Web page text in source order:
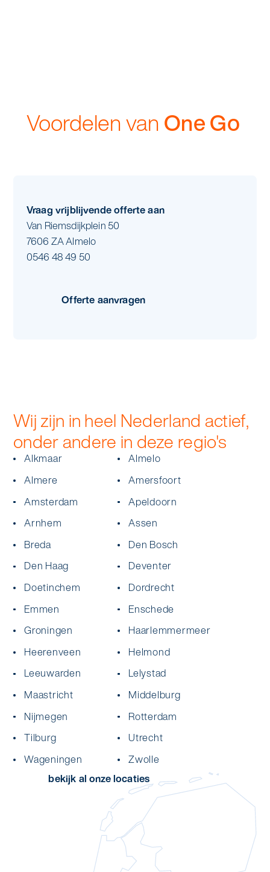
Vraag vrijblijvende offerte aan
Van Riemsdijkplein 50
7606 ZA Almelo
0546 48 49 50
Offerte aanvragen
Voordelen vanOne Go
Wij zijn in heel Nederland actief,
onder andere in deze regio's
Alkmaar
Almelo
Almere
Amersfoort
Amsterdam
Apeldoorn
Arnhem
Assen
Breda
Den Bosch
Den Haag
Deventer
Doetinchem
Dordrecht
Emmen
Enschede
Groningen
Haarlemmermeer
Heerenveen
Helmond
Leeuwarden
Lelystad
Maastricht
Middelburg
Nijmegen
Rotterdam
Tilburg
Utrecht
Wageningen
Zwolle
bekijk al onze locaties